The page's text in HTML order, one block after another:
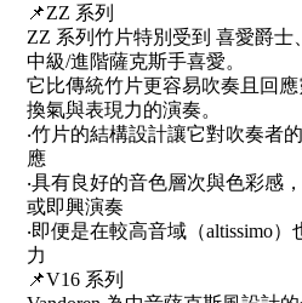
📌ZZ 系列
ZZ 系列竹片特別受到 喜愛爵士
中級/進階薩克斯手喜愛。
它比傳統竹片更容易吹奏且回
換氣與表現力的演奏。
‧竹片的結構設計讓它對吹奏者
應
‧具有良好的音色層次與色彩感
或即興演奏
‧即便是在較高音域（altissimo
力
📌V16 系列